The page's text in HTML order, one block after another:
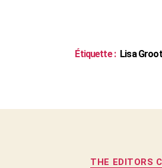
Étiquette : Lisa
THE EDITORS